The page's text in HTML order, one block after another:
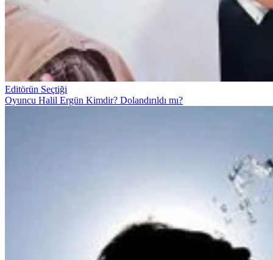
Editörün Seçtiği
Oyuncu Halil Ergün Kimdir? Dolandırıldı mı?